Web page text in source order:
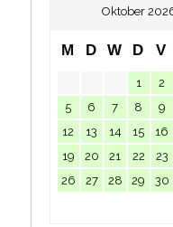
Oktober
M D W D V
1 2
5
6 7 8 9
12
13 14 15 16
19
20 21 22 23
26
27 28 29 30